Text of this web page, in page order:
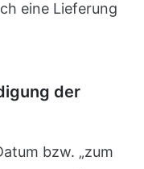
eine Lieferung
der
bzw. „zum